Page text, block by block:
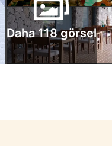
Daha 118 görsel